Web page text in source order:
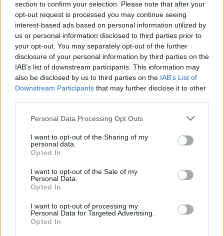
section to confirm your selection. Please note that after your
opt-out request is processed you may continue seeing
interest-based ads based on personal information utilized by
us or personal information disclosed to third parties prior to
your opt-out. You may separately opt-out of the further
disclosure of your personal information by third parties on the
IAB’s list of downstream participants. This information may
also be disclosed by us to third parties on the IAB’s List of
Downstream Participants that may further disclose it to other
Personal Data Processing Opt Outs
I want to opt-out of the Sharing of my
personal data.
Opted In
I want to opt-out of the Sale of my
Personal Data.
Opted In
I want to opt-out of processing my
Personal Data for Targeted Advertising.
Opted In
SCARICA E LEGGI IL NUMERO DI FEBBRAIO 2026
Altri magazine che potrebbero piacerti